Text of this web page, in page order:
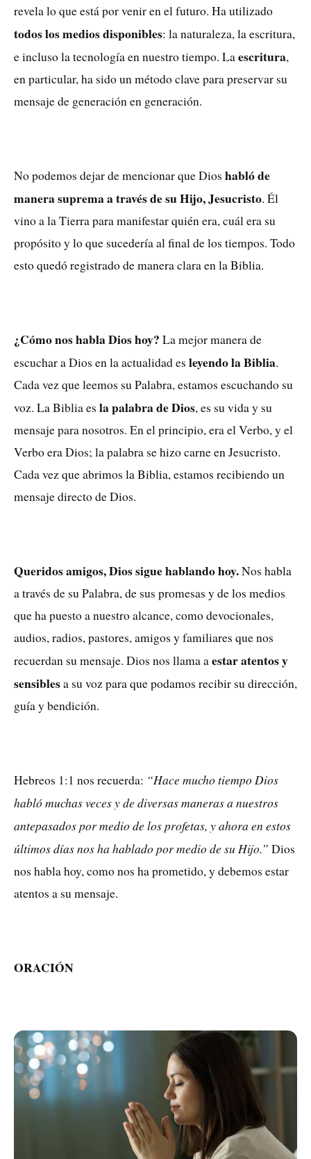
revela lo que está por venir en el futuro. Ha utilizado
todos los medios disponibles: la naturaleza, la escritura,
e incluso la tecnología en nuestro tiempo. Laescritura,
en particular, ha sido un método clave para preservar su
mensaje de generación en generación.
No podemos dejar de mencionar que Dios habló de
manera suprema a través de su Hijo, Jesucristo. Él
vino a la Tierra para manifestar quién era, cuál era su
propósito y lo que sucedería al final de los tiempos. Todo
esto quedó registrado de manera clara en la Biblia.
¿Cómo nos habla Dios hoy? La mejor manera de
escuchar a Dios en la actualidad es leyendo la Biblia.
Cada vez que leemos su Palabra, estamos escuchando su
voz. La Biblia es la palabra de Dios, es su vida y su
mensaje para nosotros. En el principio, era el Verbo, y el
Verbo era Dios; la palabra se hizo carne en Jesucristo.
Cada vez que abrimos la Biblia, estamos recibiendo un
mensaje directo de Dios.
Queridos amigos, Dios sigue hablando hoy.Nos habla
a través de su Palabra, de sus promesas y de los medios
que ha puesto a nuestro alcance, como devocionales,
audios, radios, pastores, amigos y familiares que nos
recuerdan su mensaje. Dios nos llama aestar atentos y
sensiblesa su voz para que podamos recibir su dirección,
guía y bendición.
Hebreos 1:1 nos recuerda: “Hace mucho tiempo Dios
habló muchas veces y de diversas maneras a nuestros
antepasados por medio de los profetas, y ahora en estos
últimos días nos ha hablado por medio de su Hijo.” Dios
nos habla hoy, como nos ha prometido, y debemos estar
atentos a su mensaje.
ORACIÓN